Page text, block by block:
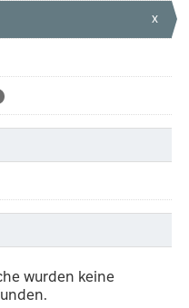
x
wurden keine